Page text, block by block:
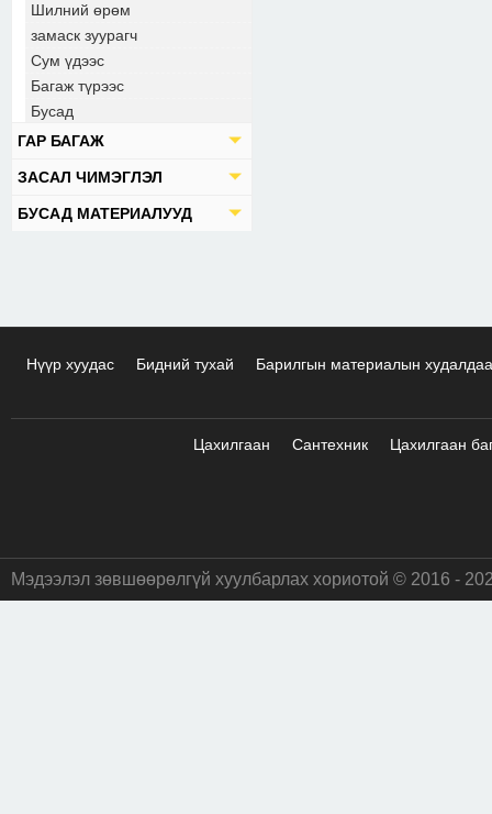
Шилний өрөм
замаск зуурагч
Сум үдээс
Багаж түрээс
Бусад
ГАР БАГАЖ
ЗАСАЛ ЧИМЭГЛЭЛ
БУСАД МАТЕРИАЛУУД
Нүүр хуудас Бидний тухай Барилгын материалын
Цахилгаан Сантехник Цахилгаан
Мэдээлэл зөвшөөрөлгүй хуулбарлах хориотой © 2016 -